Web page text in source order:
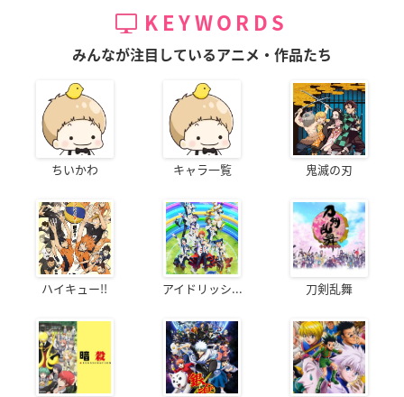
KEYWORDS
みんなが注目しているアニメ・作品たち
ちいかわ キャラ一覧 鬼滅の刃
ハイキュー!! アイドリッシ... 刀剣乱舞